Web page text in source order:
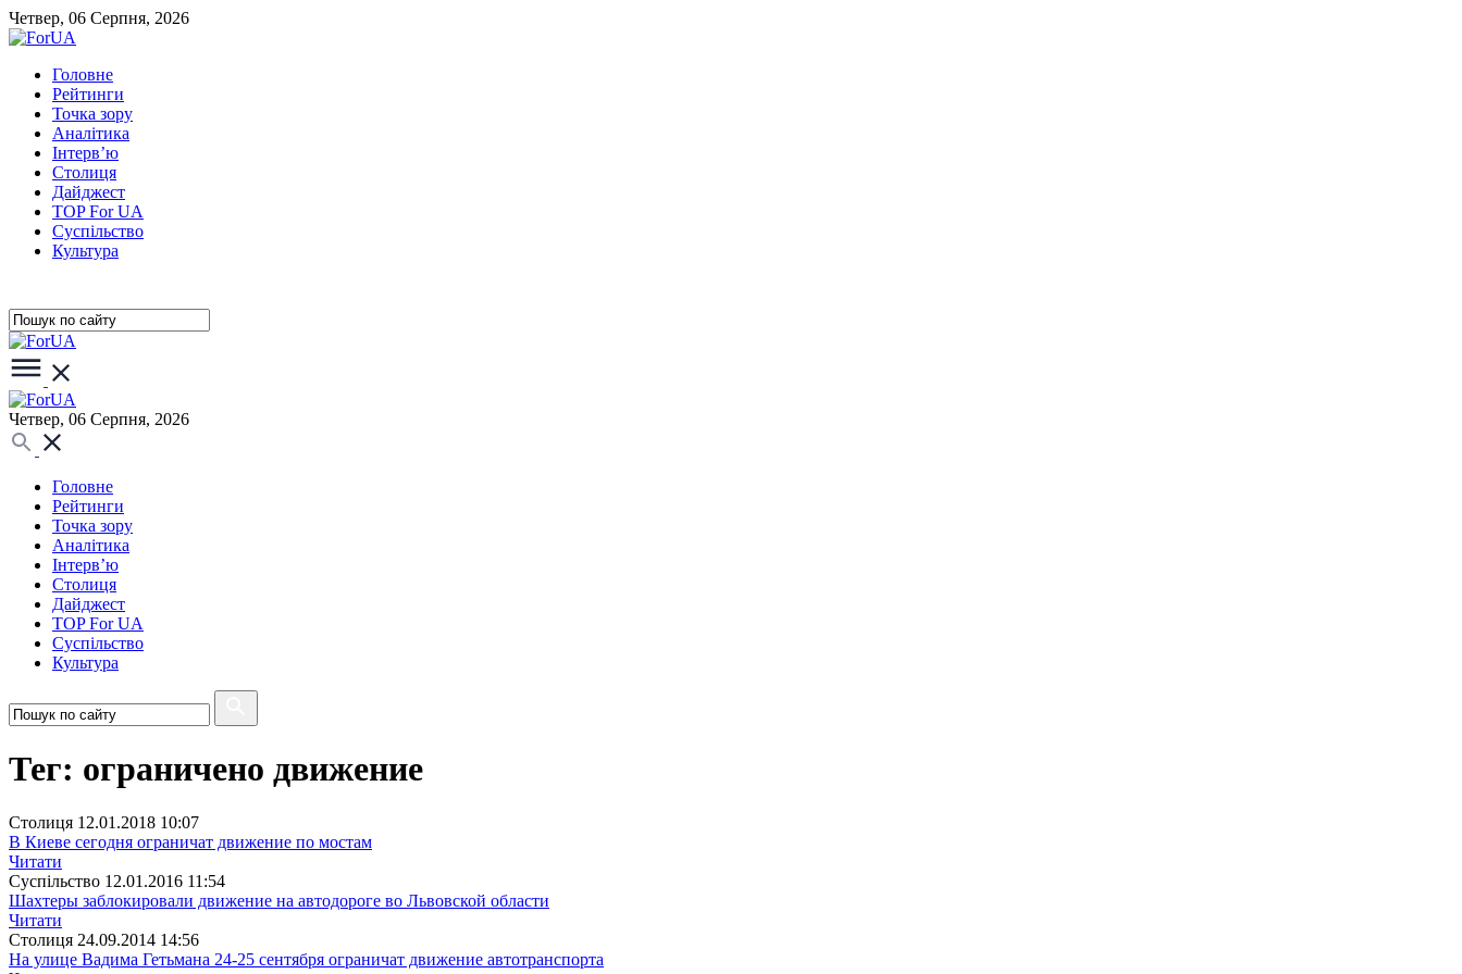
Четвер, 06 Серпня, 2026
Головне
Рейтинги
Точка зору
Аналітика
Інтерв’ю
Столиця
Дайджест
TOP For UA
Суспiльство
Культура
Четвер, 06 Серпня, 2026
Головне
Рейтинги
Точка зору
Аналітика
Інтерв’ю
Столиця
Дайджест
TOP For UA
Суспiльство
Культура
Тег: ограничено движение
Столиця 12.01.2018 10:07
В Киеве сегодня ограничат движение по мостам
Читати
Суспiльство 12.01.2016 11:54
Шахтеры заблокировали движение на автодороге во Львовской области
Читати
Столиця 24.09.2014 14:56
На улице Вадима Гетьмана 24-25 сентября ограничат движение автотранспорта